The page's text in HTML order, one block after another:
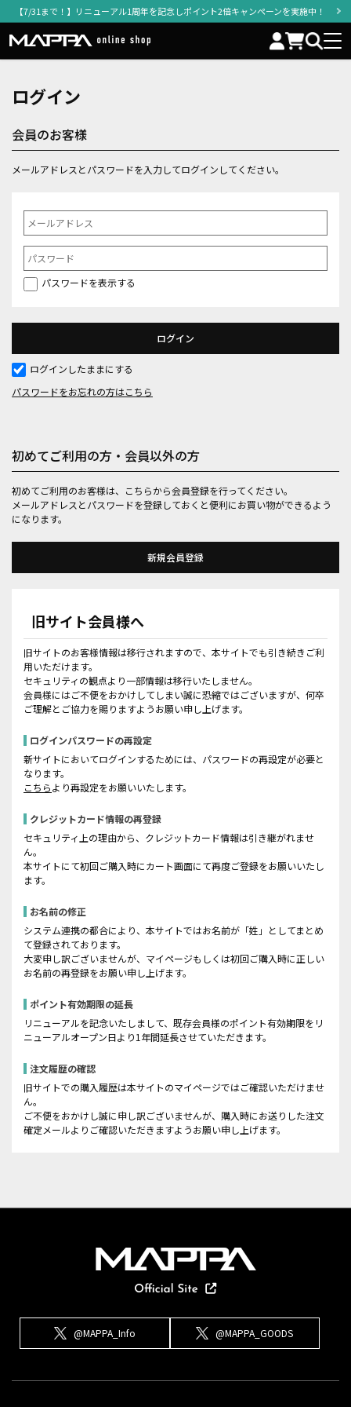
【7/31まで！】リニューアル1周年を記念しポイント2倍キャンペーンを実施中！
ログイン
会員のお客様
メールアドレスとパスワードを入力してログインしてください。
パスワードを表示する
ログインしたままにする
パスワードをお忘れの方はこちら
初めてご利用の方・会員以外の方
初めてご利用のお客様は、こちらから会員登録を行ってください。
メールアドレスとパスワードを登録しておくと便利にお買い物ができるよう
になります。
旧サイト会員様へ
旧サイトのお客様情報は移行されますので、本サイトでも引き続きご利
用いただけます。
セキュリティの観点より一部情報は移行いたしません。
会員様にはご不便をおかけしてしまい誠に恐縮ではございますが、何卒
ご理解とご協力を賜りますようお願い申し上げます。
ログインパスワードの再設定
新サイトにおいてログインするためには、パスワードの再設定が必要と
なります。
こちらより再設定をお願いいたします。
クレジットカード情報の再登録
セキュリティ上の理由から、クレジットカード情報は引き継がれませ
ん。
本サイトにて初回ご購入時にカート画面にて再度ご登録をお願いいたし
ます。
お名前の修正
システム連携の都合により、本サイトではお名前が「姓」としてまとめ
て登録されております。
大変申し訳ございませんが、マイページもしくは初回ご購入時に正しい
お名前の再登録をお願い申し上げます。
ポイント有効期限の延長
リニューアルを記念いたしまして、既存会員様のポイント有効期限をリ
ニューアルオープン日より1年間延長させていただきます。
注文履歴の確認
旧サイトでの購入履歴は本サイトのマイページではご確認いただけませ
ん。
ご不便をおかけし誠に申し訳ございませんが、購入時にお送りした注文
確定メールよりご確認いただきますようお願い申し上げます。
@MAPPA_Info @MAPPA_GOODS